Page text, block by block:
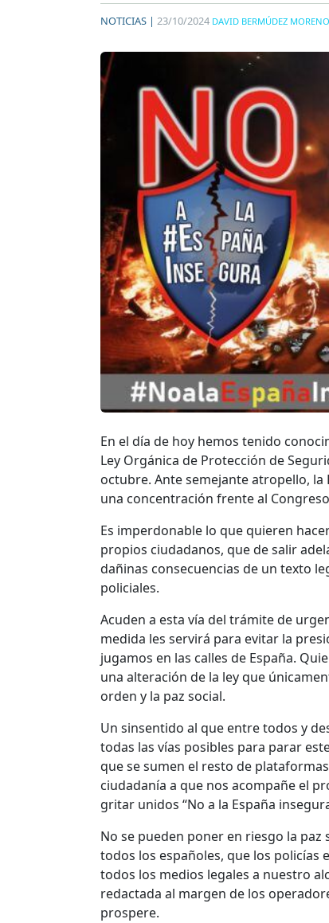
NOTICIAS | 23/10/2024 DAVID BERMÚDEZ MORENO
En el día de hoy hemos tenido
Ley Orgánica de Protección de
octubre. Ante semejante atropello, la
una concentración frente al
Es imperdonable lo que quieren
propios ciudadanos, que de salir
dañinas consecuencias de un texto
policiales.
Acuden a esta vía del trámite de
medida les servirá para evitar la
jugamos en las calles de España.
una alteración de la ley que
orden y la paz social.
Un sinsentido al que entre todos y
todas las vías posibles para parar
que se sumen el resto de
ciudadanía a que nos acompañe el
gritar unidos “No a la España
No se pueden poner en riesgo la
todos los españoles, que los policías
todos los medios legales a nuestro
redactada al margen de los
prospere.